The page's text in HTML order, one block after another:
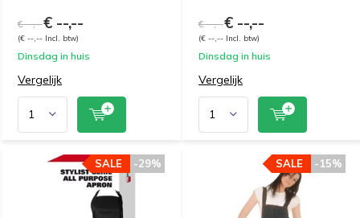
€ --,--€ --,--
(€ --,-- Incl. btw)
Dinsdag in huis
Vergelijk
€ --,--€ --,--
(€ --,-- Incl. btw)
Dinsdag in huis
Vergelijk
-29%
SALE -15%
SALE